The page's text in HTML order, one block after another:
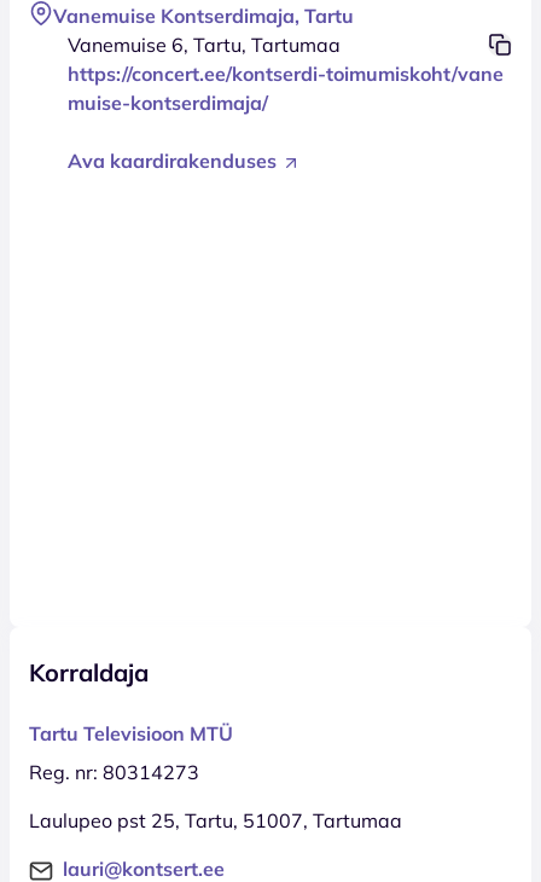
Vanemuise Kontserdimaja, Tartu
Vanemuise 6, Tartu, Tartumaa
https://concert.ee/kontserdi-toimumiskoht/vane
muise-kontserdimaja/
Ava kaardirakenduses
Korraldaja
Tartu Televisioon MTÜ
Reg. nr: 80314273
Laulupeo pst 25, Tartu, 51007, Tartumaa
lauri@kontsert.ee